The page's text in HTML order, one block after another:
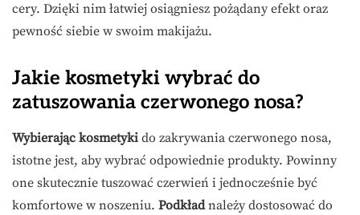
cery. Dzięki nim łatwiej osiągniesz pożądany efekt oraz
pewność siebie w swoim makijażu.
Jakie kosmetyki wybrać do
zatuszowania czerwonego nosa?
Wybierając kosmetyki do zakrywania czerwonego nosa,
istotne jest, aby wybrać odpowiednie produkty. Powinny
one skutecznie tuszować czerwień i jednocześnie być
komfortowe w noszeniu. Podkładnależy dostosować do